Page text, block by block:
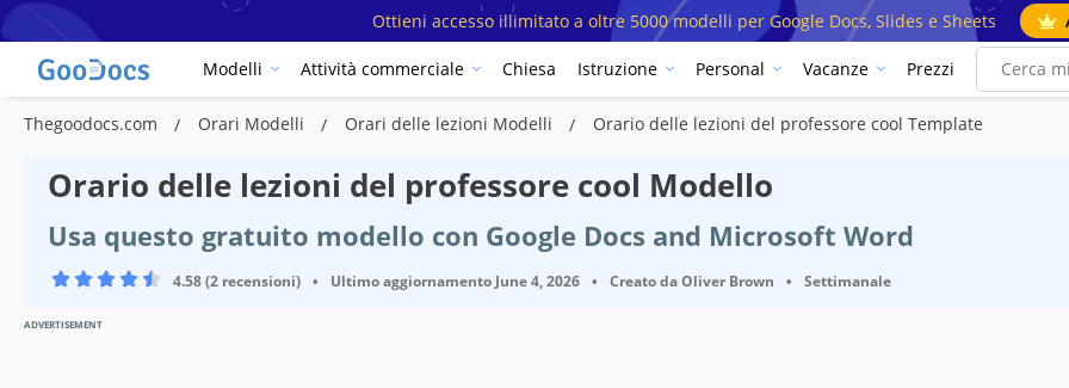
Ottieni accesso illimitato a oltre 5000 modelli per Google Docs, Slides e Sheets
Modelli Attività commerciale Chiesa Istruzione Personal Vacanze Prezzi
Thegoodocs.com Orari Modelli Orari delle lezioni Modelli Orario delle lezioni del professore cool Template
Orario delle lezioni del professore cool Modello
Usa questo gratuito modello con Google Docs and Microsoft Word
4.58 (2 recensioni) • Ultimo aggiornamento June 4, 2026 • Creato daOliver Brown • Settimanale
ADVERTISEMENT